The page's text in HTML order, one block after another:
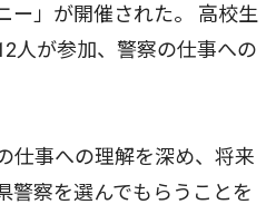
ー」が開催された。 高校生
人が参加、警察の仕事への
仕事への理解を深め、将来
警察を選んでもらうことを